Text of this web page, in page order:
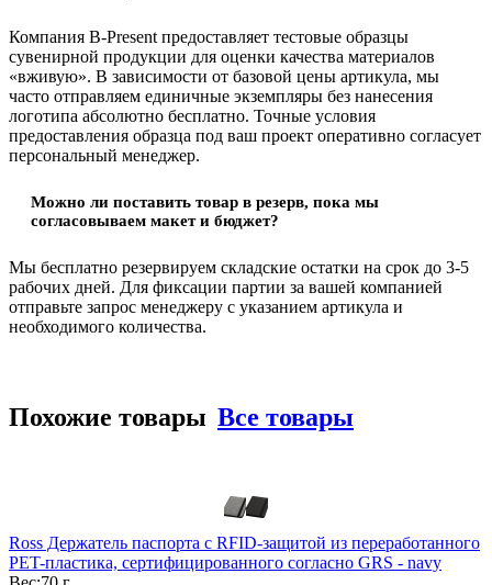
Компания B-Present предоставляет тестовые образцы
сувенирной продукции для оценки качества материалов
«вживую». В зависимости от базовой цены артикула, мы
часто отправляем единичные экземпляры без нанесения
логотипа абсолютно бесплатно. Точные условия
предоставления образца под ваш проект оперативно согласует
персональный менеджер.
Можно ли поставить товар в резерв, пока мы
согласовываем макет и бюджет?
Мы бесплатно резервируем складские остатки на срок до 3-5
рабочих дней. Для фиксации партии за вашей компанией
отправьте запрос менеджеру с указанием артикула и
необходимого количества.
Похожие товары Все товары
Ross Держатель паспорта с RFID-защитой из переработанного
PET-пластика, сертифицированного согласно GRS - navy